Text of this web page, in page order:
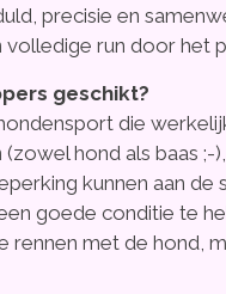
precisie en
run door het
geschikt?
die
(zowel hond als baas
kunnen aan de
goede conditie te
rennen met de hond,